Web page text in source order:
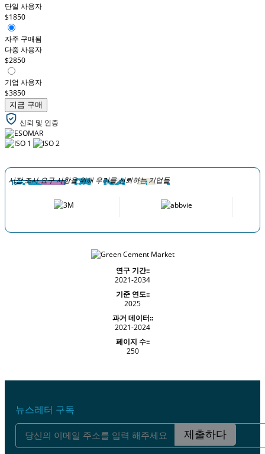
단일 사용자
$1850
자주 구매됨
다중 사용자
$2850
기업 사용자
$3850
지금 구매
신뢰 및 인증
시장 조사 요구 사항을 위해 우리를 신뢰하는 기업들
연구 기간::
2021-2034
기준 연도::
2025
과거 데이터::
2021-2024
페이지 수::
250
뉴스레터 구독
제출하다